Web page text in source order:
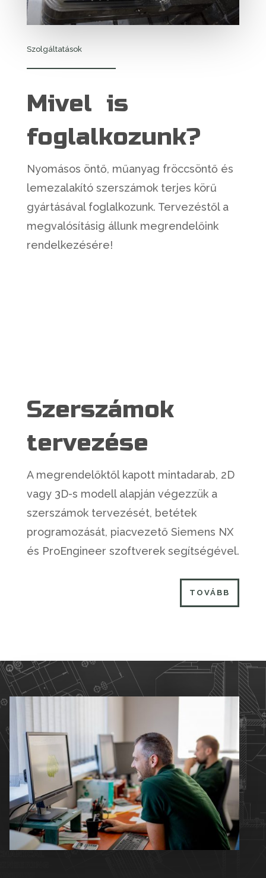
Szolgáltatások
Mivel is
foglalkozunk?
Nyomásos öntő, műanyag fröccsöntő és
lemezalakító szerszámok terjes körű
gyártásával foglalkozunk. Tervezéstől a
megvalósításig állunk megrendelőink
rendelkezésére!
Szerszámok
tervezése
A megrendelőktől kapott mintadarab, 2D
vagy 3D-s modell alapján végezzük a
szerszámok tervezését, betétek
programozását, piacvezető Siemens NX
és ProEngineer szoftverek segítségével.
TOVÁBB